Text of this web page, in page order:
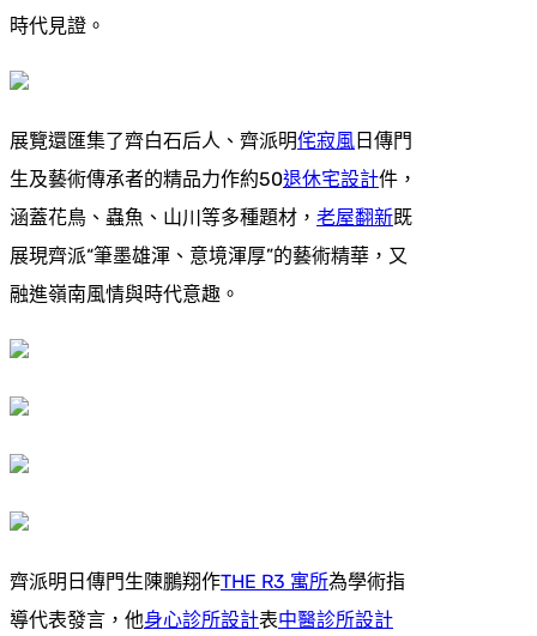
時代見證。
展覽還匯集了齊白石后人、齊派明侘寂風 日傳門
生及藝術傳承者的精品力作約50退休宅設計件，
涵蓋花鳥、蟲魚、山川等多種題材， 老屋翻新既
展現齊派“筆墨雄渾、意境渾厚”的藝術精華，又
融進嶺南風情與時代意趣。
齊派明日傳門生陳鵬翔作THE R3 寓所為學術指
導代表發言，他身心診所設計表中醫診所設計